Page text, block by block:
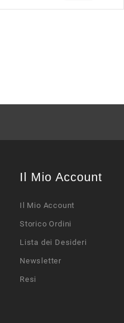
Il Mio Account
Il Mio Account
Storico Ordini
Lista dei Desideri
Newsletter
Resi